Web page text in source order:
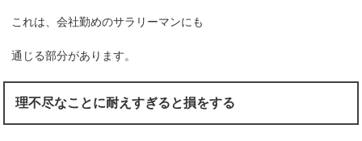
これは、会社勤めのサラリーマンにも
通じる部分があります。
理不尽なことに耐えすぎると損をする